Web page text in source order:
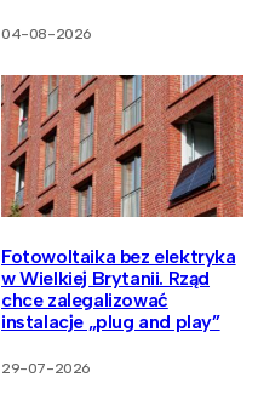
04-08-2026
Fotowoltaika bez elektryka
w Wielkiej Brytanii. Rząd
chce zalegalizować
instalacje „plug and play”
29-07-2026